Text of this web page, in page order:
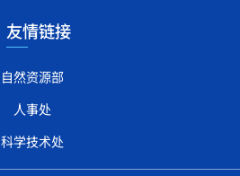
友情链接
自然资源部
人事处
科学技术处